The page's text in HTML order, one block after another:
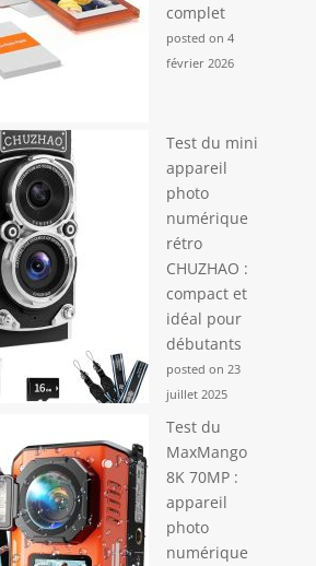
complet
posted on 4
février 2026
Test du mini
appareil
photo
numérique
rétro
CHUZHAO :
compact et
idéal pour
débutants
posted on 23
juillet 2025
Test du
MaxMango
8K 70MP :
appareil
photo
numérique